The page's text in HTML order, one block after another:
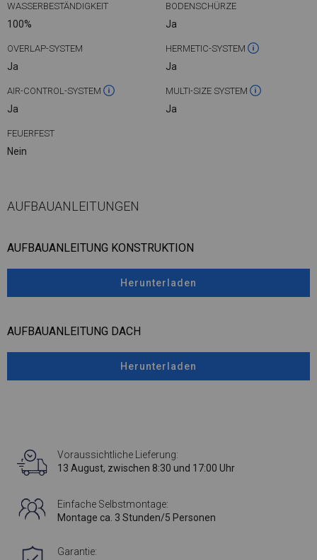
WASSERBESTÄNDIGKEIT
100%
BODENSCHÜRZE
Ja
OVERLAP-SYSTEM
Ja
HERMETIC-SYSTEM
Ja
AIR-CONTROL-SYSTEM
Ja
MULTI-SIZE SYSTEM
Ja
FEUERFEST
Nein
AUFBAUANLEITUNGEN
AUFBAUANLEITUNG KONSTRUKTION
Herunterladen
AUFBAUANLEITUNG DACH
Herunterladen
Voraussichtliche Lieferung:
13 August, zwischen 8:30 und 17:00 Uhr
Einfache Selbstmontage:
Montage ca. 3 Stunden/5 Personen
Garantie: